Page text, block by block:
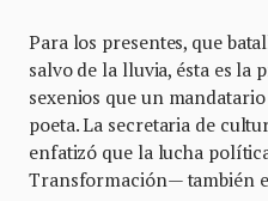
Para los presentes, que
salvo de la lluvia, ésta es la
sexenios que un
poeta. La secretaria de
enfatizó que la lucha
Transformación— también